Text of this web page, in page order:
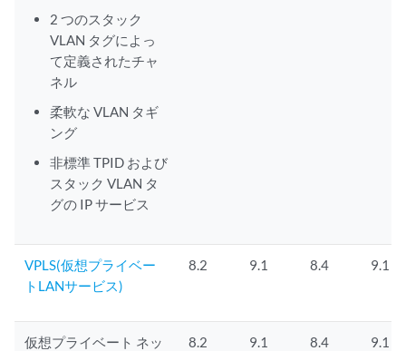
2 つのスタック
VLAN タグによっ
て定義されたチャ
ネル
柔軟な VLAN タギ
ング
非標準 TPID および
スタック VLAN タ
グの IP サービス
VPLS(仮想プライベー
トLANサービス)
8.2 9.1 8.4 9.1
仮想プライベート ネッ
8.2 9.1 8.4 9.1